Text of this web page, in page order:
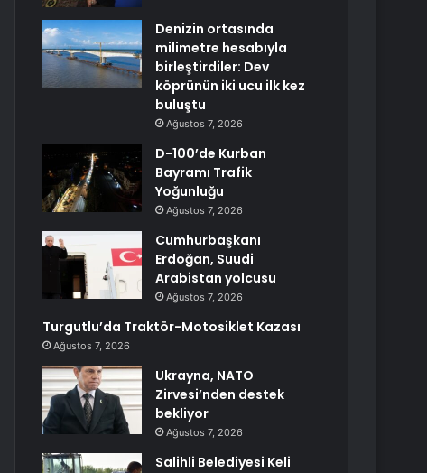
Denizin ortasında
milimetre hesabıyla
birleştirdiler: Dev
köprünün iki ucu ilk kez
buluştu
Ağustos 7, 2026
D-100’de Kurban
Bayramı Trafik
Yoğunluğu
Ağustos 7, 2026
Cumhurbaşkanı
Erdoğan, Suudi
Arabistan yolcusu
Ağustos 7, 2026
Turgutlu’da Traktör-Motosiklet Kazası
Ağustos 7, 2026
Ukrayna, NATO
Zirvesi’nden destek
bekliyor
Ağustos 7, 2026
Salihli Belediyesi Keli